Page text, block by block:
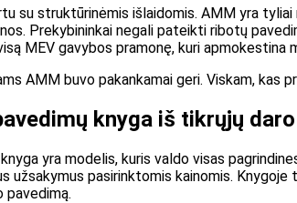
su struktūrinėmis išlaidomis. AMM yra
Prekybininkai negali pateikti ribotų
MEV gavybos pramonę, kuri apmokestina
AMM buvo pakankamai geri. Viskam, kas
knyga iš tikrųjų
yra modelis, kuris valdo visas
užsakymus pasirinktomis kainomis.
pavedimą.